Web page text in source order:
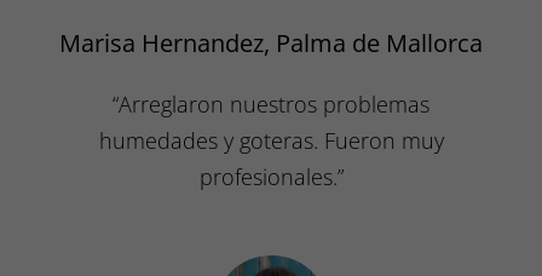
Marisa Hernandez, Palma de Mallorca
“Arreglaron nuestros problemas
humedades y goteras. Fueron muy
profesionales.”